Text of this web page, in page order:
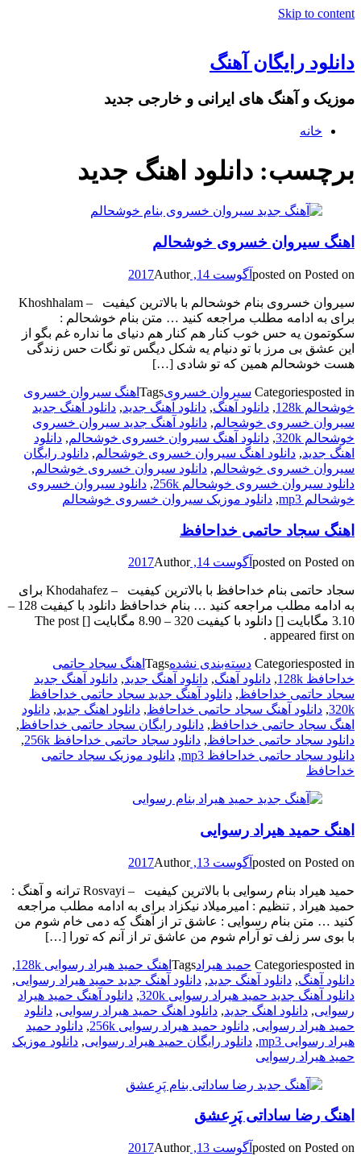
Skip to content
دانلود رایگان آهنگ
موزیک و آهنگ های ایرانی و خارجی جدید
خانه
برچسب: دانلود اهنگ جدید
اهنگ سیروان خسروی خوشحالم
posted on Posted on آگوست 14, 2017 Author
سیروان خسروی بنام خوشحالم با بالاترین کیفیت – Khoshhalam
برای به ادامه مطلب مراجعه کنید … متن بنام خوشحالم :
سکوتمون یه حس خوب کنار هم کنار هم دنیای ما نداره غم بگو از
این عشق بی مرز با تو دنیام یه شکل دیگس تو نگات حس زندگی
هست خوشحالم همین که تو شادی […]
Categoriesposted in سیروان خسرویTags اهنگ سیروان خسروی
خوشحالم 128k
, دانلود آهنگ, دانلود آهنگ جدید, دانلود آهنگ جدید
سیروان خسروی خوشحالم, دانلود آهنگ جدید سیروان خسروی
خوشحالم 320k
, دانلود آهنگ سیروان خسروی خوشحالم, دانلود
اهنگ جدید, دانلود اهنگ سیروان خسروی خوشحالم, دانلود رایگان
سیروان خسروی خوشحالم, دانلود سیروان خسروی خوشحالم,
دانلود سیروان خسروی خوشحالم 256k
, دانلود سیروان خسروی
خوشحالم mp3
, دانلود موزیک سیروان خسروی خوشحالم
اهنگ سجاد حاتمی خداحافظ
posted on Posted on آگوست 14, 2017 Author
سجاد حاتمی بنام خداحافظ با بالاترین کیفیت – Khodahafez برای
به ادامه مطلب مراجعه کنید … بنام خداحافظ دانلود با کیفیت 128 –
3.10 مگابایت [] دانلود با کیفیت 320 – 8.90 مگابایت [] The post
appeared first on .
Categoriesposted in دسته‌بندی نشدهTags اهنگ سجاد حاتمی
خداحافظ 128k
, دانلود آهنگ, دانلود آهنگ جدید, دانلود آهنگ جدید
سجاد حاتمی خداحافظ, دانلود آهنگ جدید سجاد حاتمی خداحافظ
320k
, دانلود آهنگ سجاد حاتمی خداحافظ, دانلود اهنگ جدید, دانلود
اهنگ سجاد حاتمی خداحافظ, دانلود رایگان سجاد حاتمی خداحافظ,
دانلود سجاد حاتمی خداحافظ, دانلود سجاد حاتمی خداحافظ 256k
,
دانلود سجاد حاتمی خداحافظ mp3
, دانلود موزیک سجاد حاتمی
خداحافظ
اهنگ حمید هیراد رسوایی
posted on Posted on آگوست 13, 2017 Author
حمید هیراد بنام رسوایی با بالاترین کیفیت – Rosvayi ترانه و آهنگ :
حمید هیراد , تنظیم : امیرمیلاد نیکزاد برای به ادامه مطلب مراجعه
کنید … متن بنام رسوایی : عاشق تر از آهنگ که دمی خام شوم من
با بوی سر زلف تو آرام شوم من عاشق تر از آنم که تورا […]
Categoriesposted in حمید هیرادTags اهنگ حمید هیراد رسوایی 128k
,
دانلود آهنگ, دانلود آهنگ جدید, دانلود آهنگ جدید حمید هیراد رسوایی,
دانلود آهنگ جدید حمید هیراد رسوایی 320k
, دانلود آهنگ حمید هیراد
رسوایی, دانلود اهنگ جدید, دانلود اهنگ حمید هیراد رسوایی, دانلود
حمید هیراد رسوایی, دانلود حمید هیراد رسوایی 256k , دانلود حمید
هیراد رسوایی mp3
, دانلود رایگان حمید هیراد رسوایی, دانلود موزیک
حمید هیراد رسوایی
اهنگ رضا ساداتی پَرِعشق
posted on Posted on آگوست 13, 2017 Author